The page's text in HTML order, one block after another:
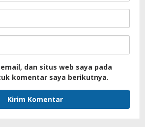
dan situs web saya pada
komentar saya berikutnya.